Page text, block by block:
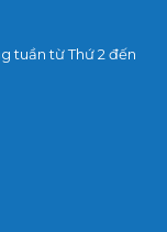
tuần từ Thứ 2 đến